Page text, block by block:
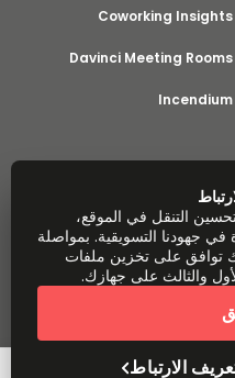
Coworking Insights
Davinci Meeting Rooms
Incendium
بيان العبودية الحديثة
عن
حقوق الطبع والنشر © لعام 2026 لصالح Easy Offices. جميع الحقوق
التنقل في الموقع،
جهودنا التسويقية. بمواصلة
توافق على تخزين ملفات
والثالث على جهازك.
الارتباط